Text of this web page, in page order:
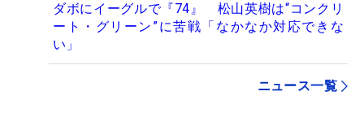
ダボにイーグルで『74』 松山英樹は“コンクリ
ート・グリーン”に苦戦「なかなか対応できな
い」
ニュース一覧